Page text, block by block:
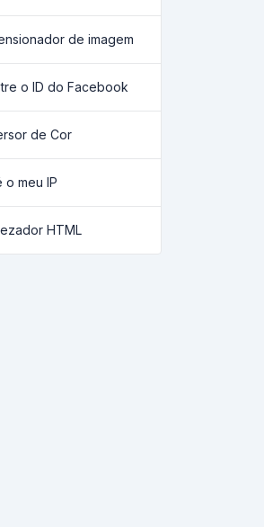
de imagem
o ID do Facebook
de Cor
o meu IP
HTML